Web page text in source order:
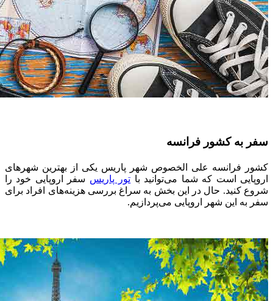
سفر به کشور فرانسه
کشور فرانسه علی‌ الخصوص شهر پاریس یکی از بهترین شهرهای
اروپایی است که شما می‌توانید با تور پاریس سفر اروپایی خود را
شروع کنید. حال در این بخش به سراغ بررسی هزینه‌های افراد برای
سفر به این شهر اروپایی می‌پردازیم.